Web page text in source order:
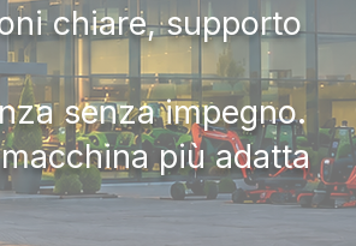
chiare, supporto
senza impegno.
più adatta